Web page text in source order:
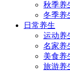
秋季养
冬季养
日常养生
运动养
名家养
美食养
旅游养